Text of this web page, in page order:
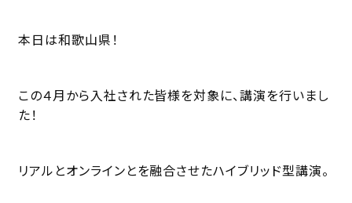
本日は和歌山県！
この４月から入社された皆様を対象に、講演を行いまし
た！
リアルとオンラインとを融合させたハイブリッド型講演。